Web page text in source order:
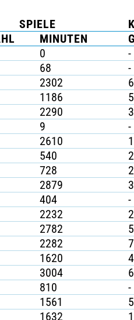
SPIELE
MINUTEN G
0 -
68 -
2302 6
1186 5
2290 3
9 -
2610 1
540 2
728 2
2879 3
404 -
2232 2
2782 5
2282 7
1620 4
3004 6
810 -
1561 5
1632 1